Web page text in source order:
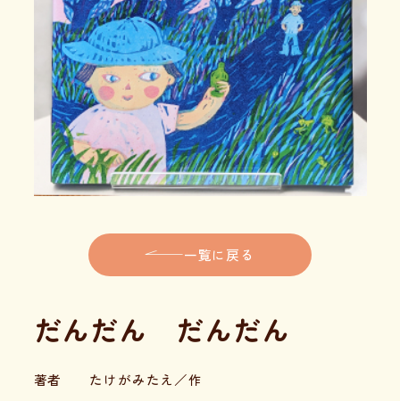
一覧に戻る
だんだん だんだん
著者
たけがみたえ／作